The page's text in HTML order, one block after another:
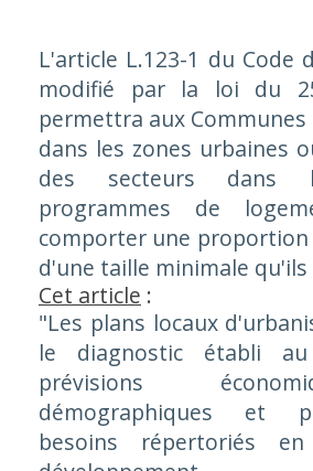
L'article L.123-1 du Code
modifié par la loi du
permettra aux
dans les zones urbaines
des secteurs dans
programmes de
comporter une
d'une taille minimale
Cet article :
"Les plans locaux
le diagnostic établi
prévisions
démographiques et
besoins répertoriés